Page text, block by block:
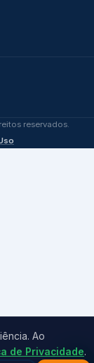
reservados.
Ao
de Privacidade.